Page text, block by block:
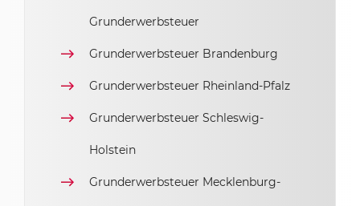
Thüringen
Grunderwerbsteuer
Grunderwerbsteuer Brandenburg
Grunderwerbsteuer Rheinland-Pfalz
Grunderwerbsteuer Schleswig-
Holstein
Grunderwerbsteuer Mecklenburg-